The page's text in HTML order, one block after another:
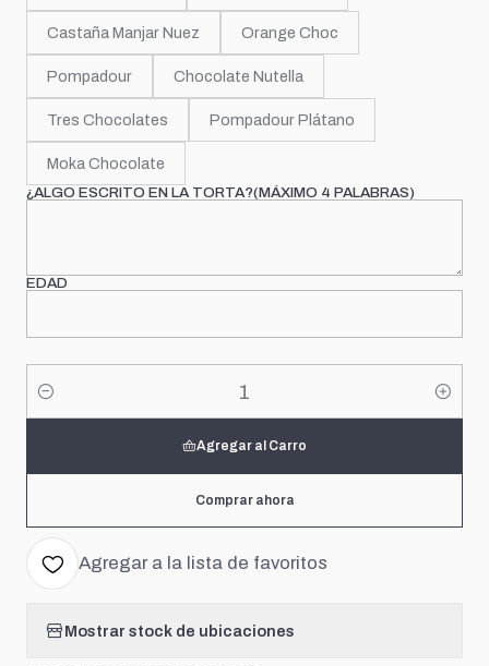
Castaña Manjar Nuez Orange Choc
Pompadour Chocolate Nutella
Tres Chocolates Pompadour Plátano
Moka Chocolate
¿ALGO ESCRITO EN LA TORTA?(MÁXIMO 4 PALABRAS)
EDAD
Cantidad
Agregar al Carro
Comprar ahora
Agregar a la lista de favoritos
Mostrar stock de ubicaciones